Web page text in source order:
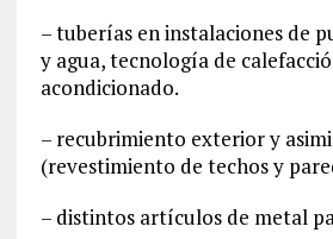
– tuberías en instalaciones de
y agua, tecnología de
acondicionado.
– recubrimiento exterior y
(revestimiento de techos y
– distintos artículos de metal